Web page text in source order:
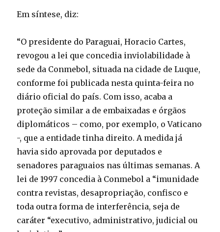
Em síntese, diz:
“O presidente do Paraguai, Horacio Cartes,
revogou a lei que concedia inviolabilidade à
sede da Conmebol, situada na cidade de Luque,
conforme foi publicada nesta quinta-feira no
diário oficial do país. Com isso, acaba a
proteção similar a de embaixadas e órgãos
diplomáticos – como, por exemplo, o Vaticano
-, que a entidade tinha direito. A medida já
havia sido aprovada por deputados e
senadores paraguaios nas últimas semanas. A
lei de 1997 concedia à Conmebol a “imunidade
contra revistas, desapropriação, confisco e
toda outra forma de interferência, seja de
caráter “executivo, administrativo, judicial ou